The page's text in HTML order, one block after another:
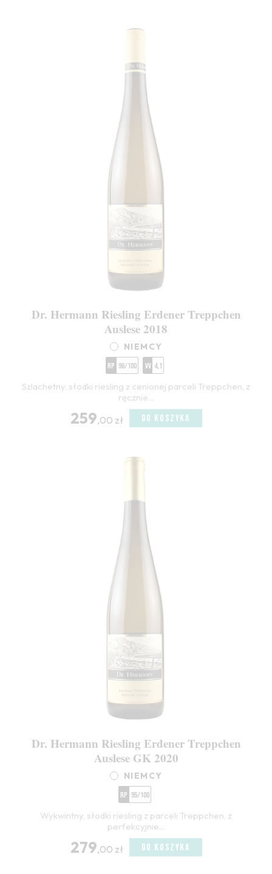
Dr. Hermann Riesling Erdener Treppchen
Auslese 2018
NIEMCY
RP 96/100 VV 4,1
Szlachetny, słodki riesling z cenionej parceli Treppchen, z
ręcznie...
259,00 zł DO KOSZYKA
Dr. Hermann Riesling Erdener Treppchen
Auslese GK 2020
NIEMCY
RP 95/100
Wykwintny, słodki riesling z parceli Treppchen, z
perfekcyjnie...
279,00 zł DO KOSZYKA